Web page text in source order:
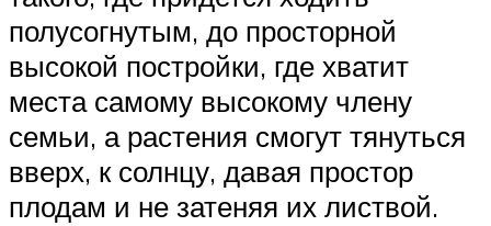
полусогнутым, до просторной
высокой постройки, где хватит
места самому высокому члену
семьи, а растения смогут тянуться
вверх, к солнцу, давая простор
плодам и не затеняя их листвой.